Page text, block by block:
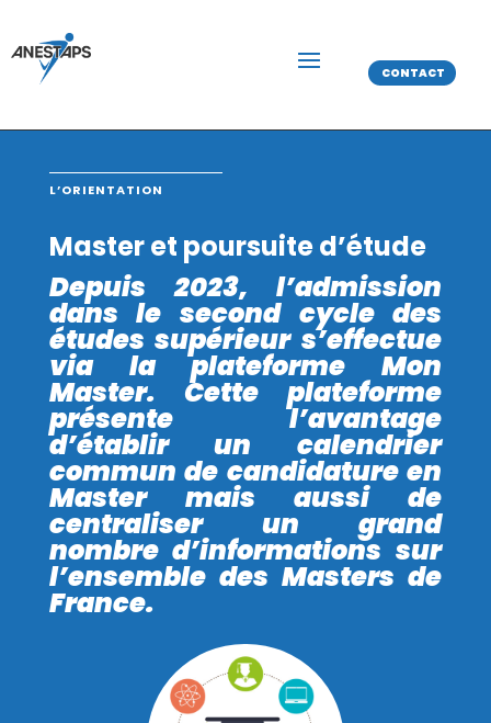
CONTACT
L’ORIENTATION
Master et poursuite d’étude
Depuis 2023, l’admission
dans le second cycle des
études supérieur s’effectue
via la plateforme Mon
Master. Cette plateforme
présente l’avantage
d’établir un calendrier
commun de candidature en
Master mais aussi de
centraliser un grand
nombre d’informations sur
l’ensemble des Masters de
France.